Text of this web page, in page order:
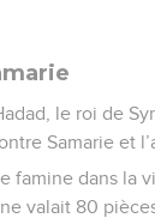
le roi de
Samarie et
famine dans la
valait 80